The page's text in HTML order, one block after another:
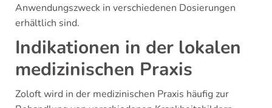
Anwendungszweck in verschiedenen Dosierungen
erhältlich sind.
Indikationen in der lokalen
medizinischen Praxis
Zoloft wird in der medizinischen Praxis häufig zur